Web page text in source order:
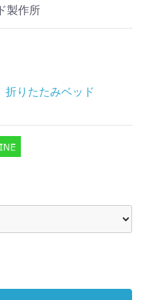
製作所
折りたたみベッド